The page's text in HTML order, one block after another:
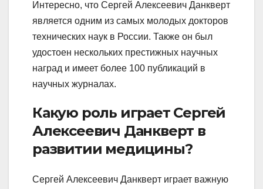
Интересно, что Сергей Алексеевич Данкверт
является одним из самых молодых докторов
технических наук в России. Также он был
удостоен нескольких престижных научных
наград и имеет более 100 публикаций в
научных журналах.
Какую роль играет Сергей
Алексеевич Данкверт в
развитии медицины?
Сергей Алексеевич Данкверт играет важную